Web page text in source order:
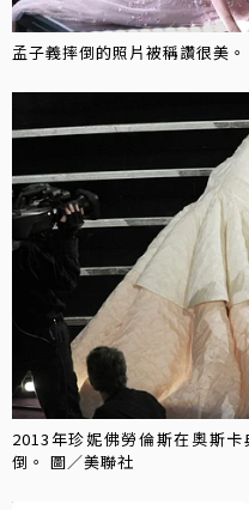
孟子義摔倒的照片被稱讚很美
2013年珍妮佛勞倫斯在奧斯
倒。 圖／美聯社